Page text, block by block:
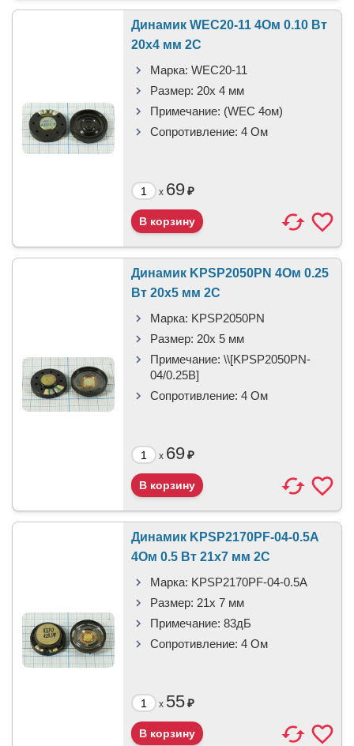
Динамик WEC20-11 4Ом 0.10 Вт
20x4 мм 2C
Марка: WEC20-11
Размер: 20x 4 мм
Примечание: (WEC 4ом)
Сопротивление: 4 Ом
x 69₽
Динамик KPSP2050PN 4Ом 0.25
Вт 20x5 мм 2C
Марка: KPSP2050PN
Размер: 20x 5 мм
Примечание: \\[KPSP2050PN-
04/0.25B]
Сопротивление: 4 Ом
x 69₽
Динамик KPSP2170PF-04-0.5A
4Ом 0.5 Вт 21x7 мм 2C
Марка: KPSP2170PF-04-0.5A
Размер: 21x 7 мм
Примечание: 83дБ
Сопротивление: 4 Ом
x 55₽